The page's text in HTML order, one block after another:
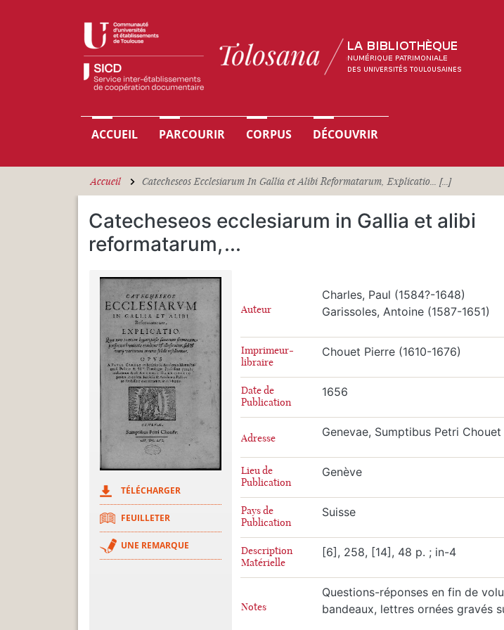
Navigation principale
ACCUEIL PARCOURIR CORPUS DÉCOUVRIR
Accueil Catecheseos Ecclesiarum In Gallia et Alibi Reformatarum, Explicatio... [...]
Catecheseos ecclesiarum in Gallia et alibi
reformatarum,...
TÉLÉCHARGER
FEUILLETER
UNE REMARQUE
Auteur
Charles, Paul (1584?-1648)
Garissoles, Antoine (1587-1651)
Imprimeur-
libraire
Chouet Pierre (1610-1676)
Date de
Publication
1656
Adresse Genevae, Sumptibus Petri Chouet
Lieu de
Publication
Genève
Pays de
Publication
Suisse
Description
Matérielle
[6], 258, [14], 48 p. ; in-4
Notes
Questions-réponses en fin de
bandeaux, lettres ornées gravés